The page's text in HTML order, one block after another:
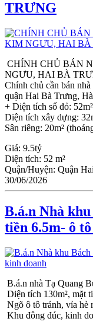
TRƯNG
CHÍNH CHỦ BÁN
NGƯU, HAI BÀ
Chính chủ cần bán
quận Hai Bà Trưng,
+ Diện tích sổ đỏ: 52m²
Diện tích xây dựng:
Sân riêng: 20m²
Giá: 9.5tỷ
Diện tích: 52 m²
Quận/Huyện: Quận
30/06/2026
B.á.n Nhà
tiền 6.5m- ô
B.á.n nhà Tạ Quang
Diện tích 130m², mặt
Ngõ ô tô tránh, vỉa hè
Khu đông đúc, kinh